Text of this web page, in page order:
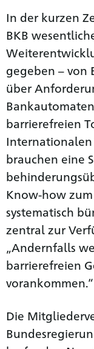
In der kurzen
BKB
gegeben –
über
barrierefreien
Internationalen
brauchen eine
Know-how
systematisch
zentral zur
„Andernfalls
barrierefreien
vorankommen.“
Die